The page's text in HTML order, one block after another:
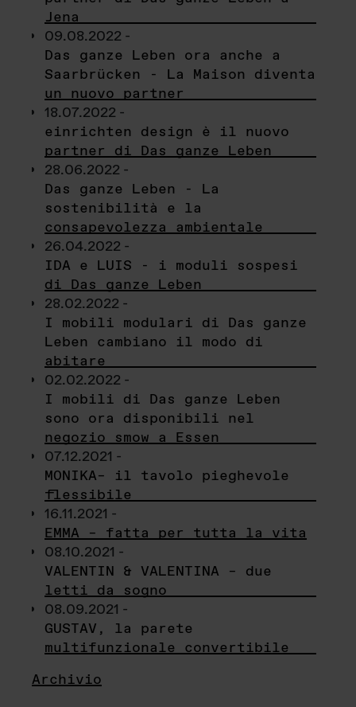
Jena
09.08.2022 -
Das ganze Leben ora anche a
Saarbrücken - La Maison diventa
un nuovo partner
18.07.2022 -
einrichten design è il nuovo
partner di Das ganze Leben
28.06.2022 -
Das ganze Leben - La
sostenibilità e la
consapevolezza ambientale
26.04.2022 -
IDA e LUIS - i moduli sospesi
di Das ganze Leben
28.02.2022 -
I mobili modulari di Das ganze
Leben cambiano il modo di
abitare
02.02.2022 -
I mobili di Das ganze Leben
sono ora disponibili nel
negozio smow a Essen
07.12.2021 -
MONIKA– il tavolo pieghevole
flessibile
16.11.2021 -
EMMA – fatta per tutta la vita
08.10.2021 -
VALENTIN & VALENTINA – due
letti da sogno
08.09.2021 -
GUSTAV, la parete
multifunzionale convertibile
Archivio